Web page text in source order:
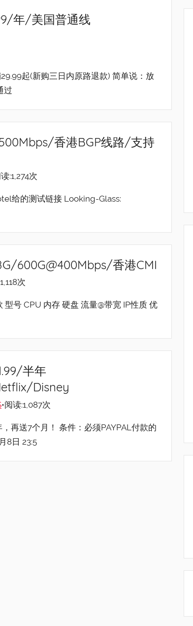
年/美国普通线
起(新购三日内原路退款) 简单说：放
过
香港BGP线路/支持
:1,274次
给的测试链接 Looking-Glass:
600G@400Mbps/香港CMI
次
号 CPU 内存 硬盘 流量@带宽 IP性质 优
半年
Disney
•阅读:1,087次
再送7个月！ 条件：必须PAYPAL付款的
8日 23:5